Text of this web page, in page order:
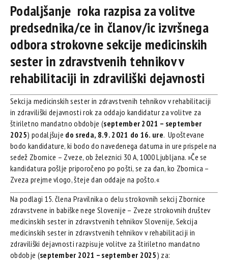
Podaljšanje roka razpisa za volitve
predsednika/ce in članov/ic izvršnega
odbora strokovne sekcije medicinskih
sester in zdravstvenih tehnikov v
rehabilitaciji in zdraviliški dejavnosti
Sekcija medicinskih sester in zdravstvenih tehnikov v rehabilitaciji
in zdraviliški dejavnosti rok za oddajo kandidatur za volitve za
štiriletno mandatno obdobje (september 2021 – september
2025) podaljšuje do sreda, 8.9. 2021 do 16. ure. Upoštevane
bodo kandidature, ki bodo do navedenega datuma in ure prispele na
sedež Zbornice – Zveze, ob železnici 30 A, 1000 Ljubljana. »Če se
kandidatura pošlje priporočeno po pošti, se za dan, ko Zbornica –
Zveza prejme vlogo, šteje dan oddaje na pošto.«
Na podlagi 15. člena Pravilnika o delu strokovnih sekcij Zbornice
zdravstvene in babiške nege Slovenije – Zveze strokovnih društev
medicinskih sester in zdravstvenih tehnikov Slovenije, Sekcija
medicinskih sester in zdravstvenih tehnikov v rehabilitaciji in
zdraviliški dejavnosti razpisuje volitve za štiriletno mandatno
obdobje (september 2021 – september 2025) za: